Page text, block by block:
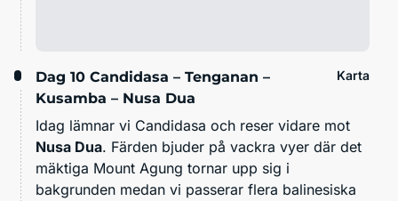
Dag 10 Candidasa – Tenganan –
Kusamba – Nusa Dua
Karta
Idag lämnar vi Candidasa och reser vidare mot
Nusa Dua. Färden bjuder på vackra vyer där det
mäktiga Mount Agung tornar upp sig i
bakgrunden medan vi passerar flera balinesiska